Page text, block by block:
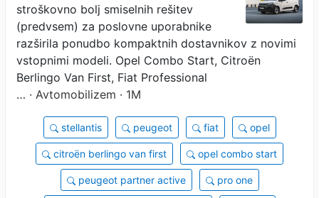
stroškovno bolj smiselnih rešitev
(predvsem) za poslovne uporabnike
razširila ponudbo kompaktnih dostavnikov z novimi
vstopnimi modeli. Opel Combo Start, Citroën
Berlingo Van First, Fiat Professional
… · Avtomobilizem · 1M
stellantis peugeot fiat opel
citroën berlingo van first opel combo start
peugeot partner active pro one